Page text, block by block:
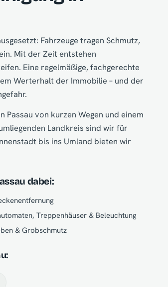
Fahrzeuge tragen Schmutz,
Mit der Zeit entstehen
Eine regelmäßige, fachgerechte
Werterhalt der Immobilie – und der
von kurzen Wegen und einem
Landkreis sind wir für
bis ins Umland bieten wir
dabei:
Treppenhäuser & Beleuchtung
& Grobschmutz